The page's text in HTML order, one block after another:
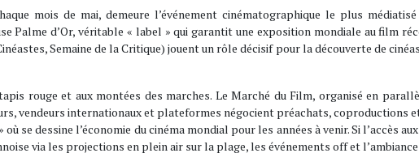
mois de mai, demeure l’événement cinématographique le plus
Palme d’Or, véritable « label » qui garantit une exposition mondiale au film
Semaine de la Critique) jouent un rôle décisif pour la découverte de
rouge et aux montées des marches. Le Marché du Film, organisé en
vendeurs internationaux et plateformes négocient préachats, coproductions
se dessine l’économie du cinéma mondial pour les années à venir. Si l’accès
via les projections en plein air sur la plage, les événements off et